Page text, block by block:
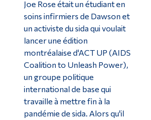
Joe Rose était un étudiant en
soins infirmiers de Dawson et
un activiste du sida qui voulait
lancer une édition
montréalaise d'ACT UP (AIDS
Coalition to Unleash Power),
un groupe politique
international de base qui
travaille à mettre fin à la
pandémie de sida. Alors qu'il